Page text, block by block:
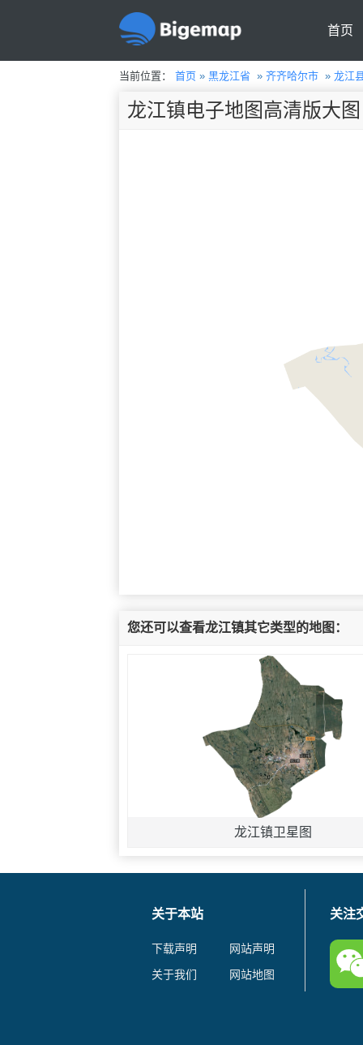
首页
当前位置： 首页» 黑龙江省 » 齐齐哈尔市» 龙江
龙江镇电子地图高清版大图
您还可以查看龙江镇其它类型的地图：
龙江镇卫星图
关于本站
下载声明
网站声明
关于我们
网站地图
关注